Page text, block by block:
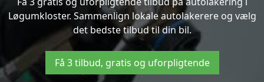
Løgumkloster. Sammenlign lokale autolakerere og vælg
det bedste tilbud til din bil.
Få 3 tilbud, gratis og uforpligtende